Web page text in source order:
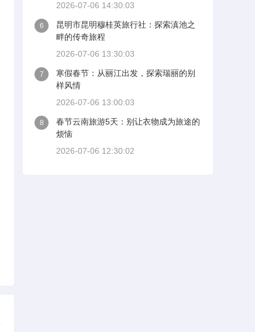
2026-07-06 14:30:03
6
昆明市昆明穆桂英旅行社：探索滇池之
畔的传奇旅程
2026-07-06 13:30:03
7
寒假春节：从丽江出发，探索瑞丽的别
样风情
2026-07-06 13:00:03
8
春节云南旅游5天：别让衣物成为旅途的
烦恼
2026-07-06 12:30:02